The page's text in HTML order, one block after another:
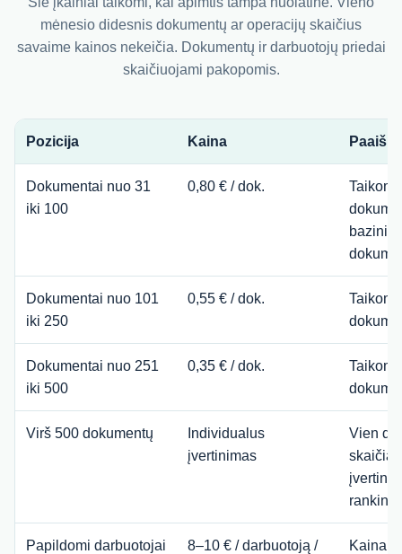
mėnesio didesnis dokumentų ar operacijų skaičius
savaime kainos nekeičia. Dokumentų ir darbuotojų priedai
skaičiuojami pakopomis.
Pozicija Kaina
Dokumentai nuo 31
iki 100
0,80 € / dok.
bazinio
Dokumentai nuo 101
iki 250
0,55 € / dok.
Dokumentai nuo 251
iki 500
0,35 € / dok.
Virš 500 dokumentų
Individualus
įvertinimas
Vien
Papildomi darbuotojai
8–10 € / darbuotoją /
Kaina